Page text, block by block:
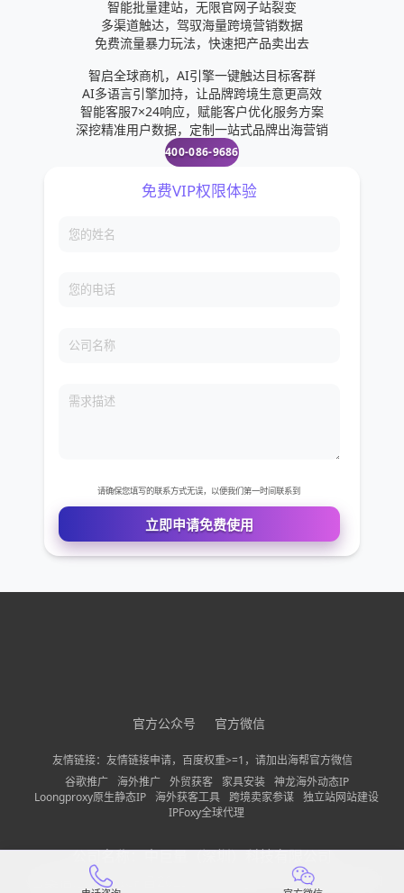
智能批量建站，无限官网子站裂变
多渠道触达，驾驭海量跨境营销数据
免费流量暴力玩法，快速把产品卖出去
智启全球商机，AI引擎一键触达目标客群
AI多语言引擎加持，让品牌跨境生意更高效
智能客服7×24响应，赋能客户优化服务方案
深挖精准用户数据，定制一站式品牌出海营销
400-086-9686
公司名称
需求描述
官方公众号 官方微信
友情链接：友情链接申请，百度权重>=1，请加出海帮官方微信
谷歌推广
海外推广 外贸获客 家具安装
神龙海外动态IP
Loongproxy原生静态IP 海外获客工具 跨境卖家参谋 独立站网站建设
IPFoxy全球代理
公司名称：中巨量（深圳）科技有限公司
备案信息：粤ICP备2022150197号-13 隐私政策